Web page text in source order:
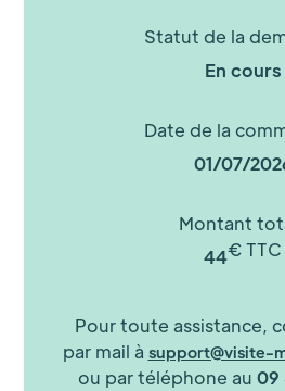
Statut de la
En cours
Date de la
01/07/
Montant
44€ TTC
Pour toute assistance,
par mail à support@visite-
ou par téléphone au 09